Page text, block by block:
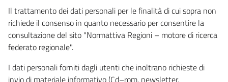
Il trattamento dei dati personali per le finalità di cui sopra non
richiede il consenso in quanto necessario per consentire la
consultazione del sito "Normattiva Regioni – motore di ricerca
federato regionale".
I dati personali forniti dagli utenti che inoltrano richieste di
invio di materiale informativo (Cd–rom, newsletter,